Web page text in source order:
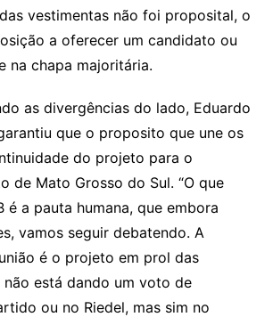
vestimentas não foi proposital, o
a oferecer um candidato ou
na chapa majoritária.
as divergências do lado, Eduardo
que o proposito que une os
do projeto para o
de Mato Grosso do Sul. “O que
é a pauta humana, que embora
vamos seguir debatendo. A
é o projeto em prol das
não está dando um voto de
ou no Riedel, mas sim no